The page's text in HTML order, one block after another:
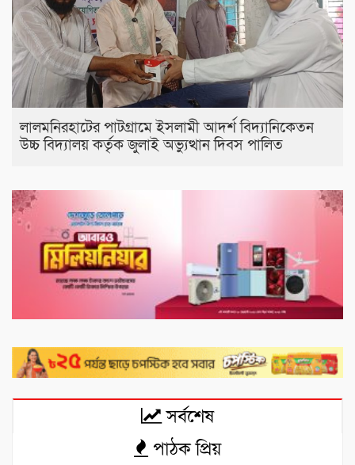
লালমনিরহাটের পাটগ্রামে ইসলামী আদর্শ বিদ্যানিকেতন
উচ্চ বিদ্যালয় কর্তৃক জুলাই অভ্যুত্থান দিবস পালিত
সর্বশেষ
পাঠক প্রিয়